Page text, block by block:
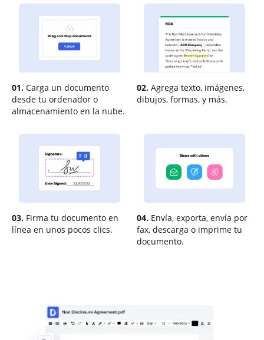
01. Carga un documento
desde tu ordenador o
almacenamiento en la nube.
02. Agrega texto, imágenes,
dibujos, formas, y más.
03. Firma tu documento en
línea en unos pocos clics.
04. Envía, exporta, envía por
fax, descarga o imprime tu
documento.